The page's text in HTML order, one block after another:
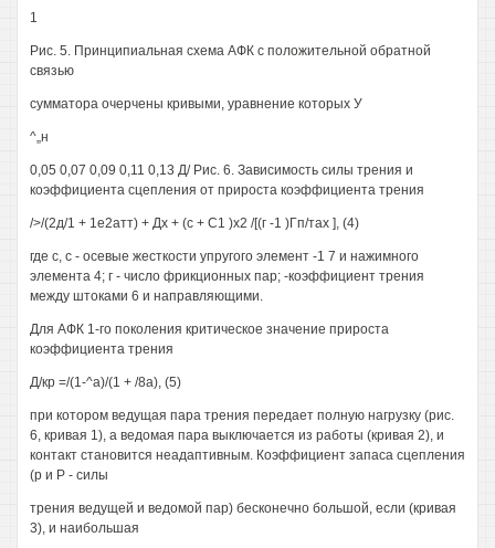
1
Рис. 5. Принципиальная схема АФК с положительной обратной
связью
сумматора очерчены кривыми, уравнение которых У
^„н
0,05 0,07 0,09 0,11 0,13 Д/ Рис. 6. Зависимость силы трения и
коэффициента сцепления от прироста коэффициента трения
/>/(2д/1 + 1е2атт) + Дх + (с + С1 )х2 /[(г -1 )Гп/тах ], (4)
где с, с - осевые жесткости упругого элемент -1 7 и нажимного
элемента 4; г - число фрикционных пар; -коэффициент трения
между штоками 6 и направляющими.
Для АФК 1-го поколения критическое значение прироста
коэффициента трения
Д/кр =/(1-^а)/(1 + /8а), (5)
при котором ведущая пара трения передает полную нагрузку (рис.
6, кривая 1), а ведомая пара выключается из работы (кривая 2), и
контакт становится неадаптивным. Коэффициент запаса сцепления
(р и Р - силы
трения ведущей и ведомой пар) бесконечно большой, если (кривая
3), и наибольшая